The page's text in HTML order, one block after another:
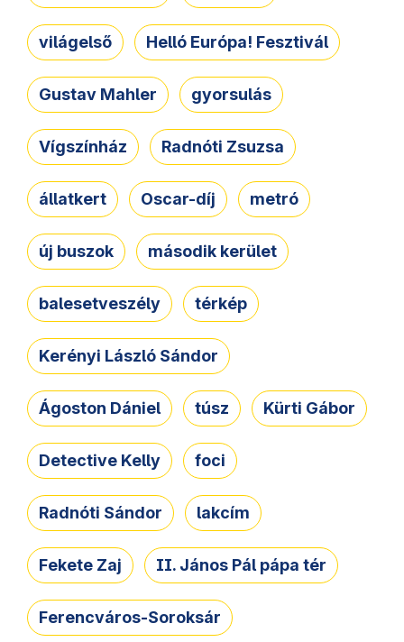
világelső Helló Európa! Fesztivál
Gustav Mahler gyorsulás
Vígszínház Radnóti Zsuzsa
állatkert Oscar-díj metró
új buszok második kerület
balesetveszély térkép
Kerényi László Sándor
Ágoston Dániel túsz Kürti Gábor
Detective Kelly foci
Radnóti Sándor lakcím
Fekete Zaj II. János Pál pápa tér
Ferencváros-Soroksár